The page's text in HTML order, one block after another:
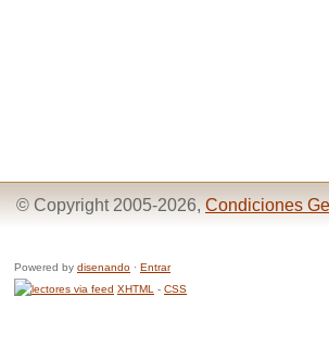
© Copyright 2005-2026, Condiciones
Powered by disenando · Entrar
XHTML
- CSS